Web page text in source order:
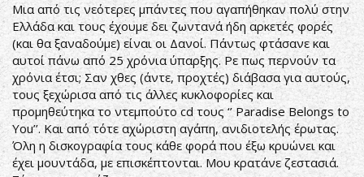
Μια από τις νεότερες μπάντες που αγαπήθηκαν πολύ στην
Ελλάδα και τους έχουμε δει ζωντανά ήδη αρκετές φορές
(και θα ξαναδούμε) είναι οι Δανοί. Πάντως φτάσανε και
αυτοί πάνω από 25 χρόνια ύπαρξης. Ρε πως περνούν τα
χρόνια έτσι; Σαν χθες (άντε, προχτές) διάβασα για αυτούς,
τους ξεχώρισα από τις άλλες κυκλοφορίες και
προμηθεύτηκα το ντεμπούτο cd τους ‘’ Paradise Belongs to
You’’. Και από τότε αχώριστη αγάπη, ανιδιοτελής έρωτας.
Όλη η δισκογραφία τους κάθε φορά που έξω κρυώνει και
έχει μουντάδα, με επισκέπτονται. Μου κρατάνε ζεστασιά.